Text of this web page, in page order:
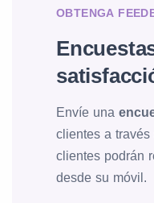
OBTENGA
Envíe una
clientes a través
clientes podrán
desde su móvil.